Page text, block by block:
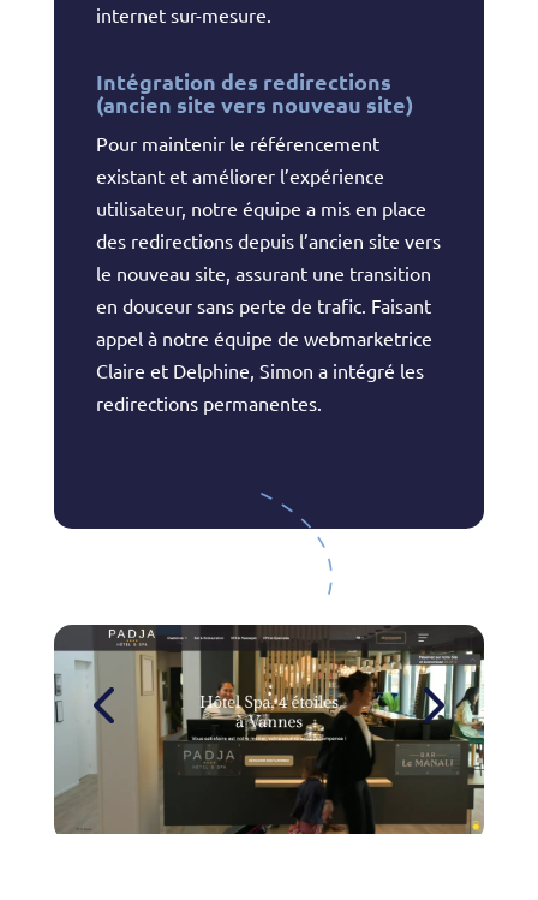
internet sur-mesure.
Intégration des redirections
(ancien site vers nouveau site)
Pour maintenir le référencement
existant et améliorer l’expérience
utilisateur, notre équipe a mis en place
des redirections depuis l’ancien site vers
le nouveau site, assurant une transition
en douceur sans perte de trafic. Faisant
appel à notre équipe de webmarketrice
Claire et Delphine, Simon a intégré les
redirections permanentes.